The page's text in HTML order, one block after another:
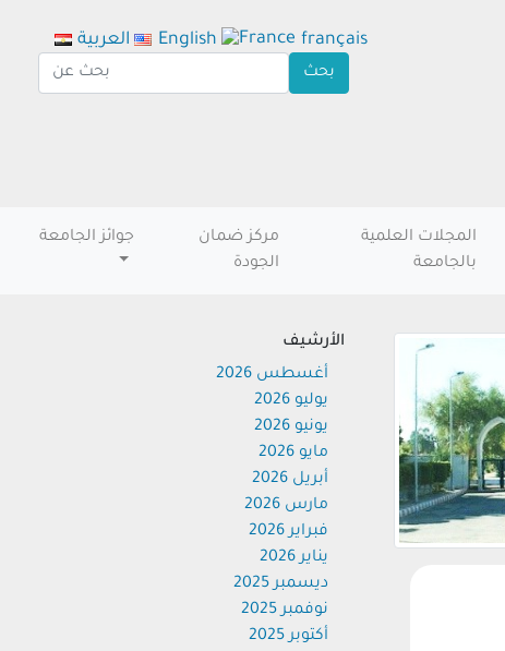
المجلات العلمية
بالجامعة
مركز ضمان
الجودة
جوائز الجامعة
الأرشيف
أغسطس 2026
يوليو 2026
يونيو 2026
مايو 2026
أبريل 2026
مارس 2026
فبراير 2026
يناير 2026
ديسمبر 2025
نوفمبر 2025
أكتوبر 2025
العربية English français